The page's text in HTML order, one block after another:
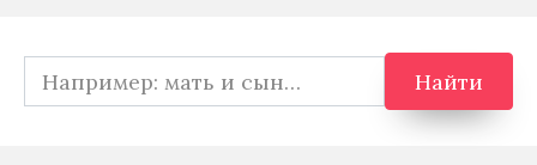
Search
for:
Найти